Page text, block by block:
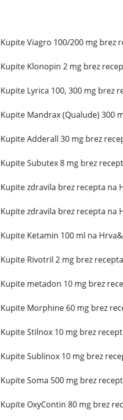
Kupite Viagro 100/200 mg brez
Kupite Klonopin 2 mg brez
Kupite Lyrica 100, 300 mg brez
Kupite Mandrax (Qualude) 300
Kupite Adderall 30 mg brez
Kupite Subutex 8 mg brez
Kupite zdravila brez recepta na
Kupite zdravila brez recepta na
Kupite Ketamin 100 ml na
Kupite Rivotril 2 mg brez
Kupite metadon 10 mg brez
Kupite Morphine 60 mg brez
Kupite Stilnox 10 mg brez
Kupite Sublinox 10 mg brez
Kupite Soma 500 mg brez
Kupite OxyContin 80 mg brez